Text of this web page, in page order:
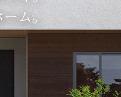
展示場予約
ーム。